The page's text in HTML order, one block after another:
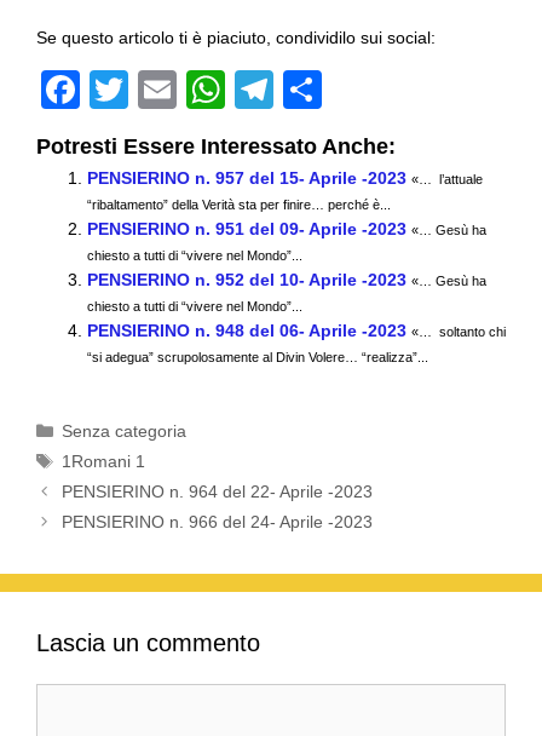
Se questo articolo ti è piaciuto, condividilo sui social:
F
c
e
b
o
o
k
T
wi
tt
er
E
m
ail
W
at
s
A
p
p
T
el
e
gr
a
m
o
n
di
vi
di
Potresti Essere Interessato Anche:
PENSIERINO n. 957 del 15- Aprile -2023 «… l’attuale
“ribaltamento” della Verità sta per finire… perché è...
PENSIERINO n. 951 del 09- Aprile -2023 «… Gesù ha
chiesto a tutti di “vivere nel Mondo”...
PENSIERINO n. 952 del 10- Aprile -2023 «… Gesù ha
chiesto a tutti di “vivere nel Mondo”...
PENSIERINO n. 948 del 06- Aprile -2023 «… soltanto chi
“si adegua” scrupolosamente al Divin Volere… “realizza”...
Categorie
Senza categoria
Tag
1Romani 1
PENSIERINO n. 964 del 22- Aprile -2023
PENSIERINO n. 966 del 24- Aprile -2023
Lascia un commento